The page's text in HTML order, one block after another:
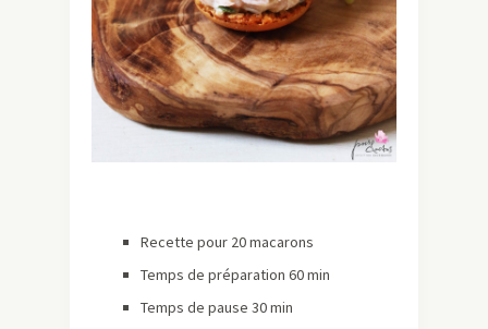
Recette pour 20 macarons
Temps de préparation 60 min
Temps de pause 30 min